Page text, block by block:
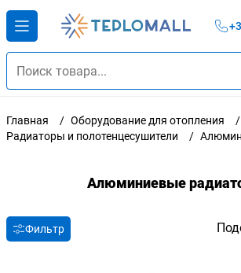
Главная
Оборудование для отопления
Радиаторы и полотенцесушители
Алюминиевые
Фильтр